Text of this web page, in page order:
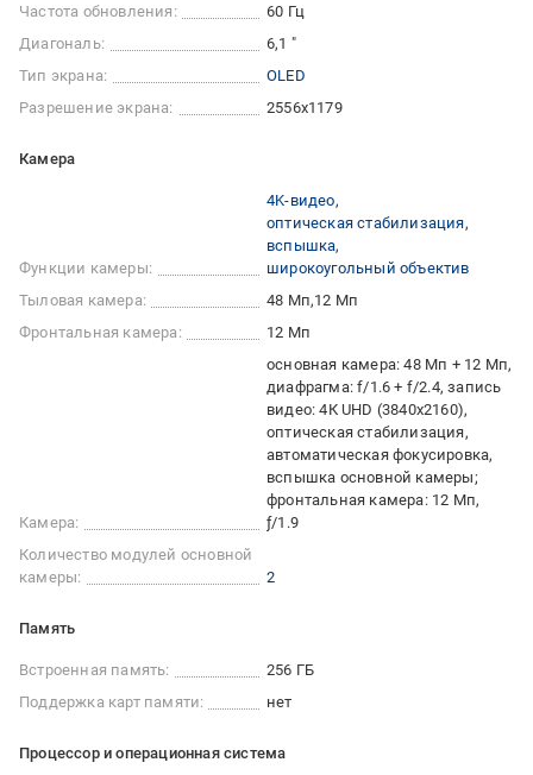
Частота обновления:
60 Гц
Диагональ:
6,1 "
Тип экрана:
OLED
Разрешение экрана:
2556x1179
Камера
Функции камеры:
4K-видео
оптическая стабилизация
вспышка
широкоугольный объектив
Тыловая камера:
48 Мп 12 Мп
Фронтальная камера:
12 Мп
Камера:
основная камера: 48 Мп + 12 Мп,
диафрагма: f/1.6 + f/2.4, запись
видео: 4К UHD (3840x2160),
оптическая стабилизация,
автоматическая фокусировка,
вспышка основной камеры;
фронтальная камера: 12 Мп,
ƒ/1.9
Количество модулей основной
камеры:
2
Память
Встроенная память:
256 ГБ
Поддержка карт памяти:
нет
Процессор и операционная система